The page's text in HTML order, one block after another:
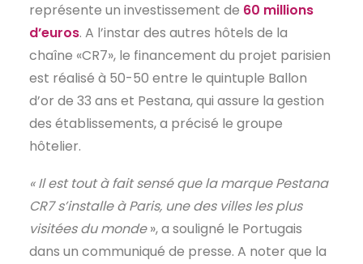
représente un investissement de 60 millions
d’euros. A l’instar des autres hôtels de la
chaîne «CR7», le financement du projet parisien
est réalisé à 50-50 entre le quintuple Ballon
d’or de 33 ans et Pestana, qui assure la gestion
des établissements, a précisé le groupe
hôtelier.
« Il est tout à fait sensé que la marque Pestana
CR7 s’installe à Paris, une des villes les plus
visitées du monde», a souligné le Portugais
dans un communiqué de presse. A noter que la